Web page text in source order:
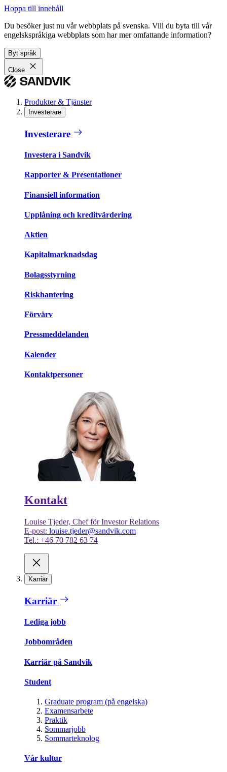
Hoppa till innehåll
Du besöker just nu vår webbplats på svenska. Vill du byta till vår
engelskspråkiga webbplats som har mer omfattande information?
Byt språk
Close
Produkter & Tjänster
Investerare
Investerare
Investera i Sandvik
Rapporter & Presentationer
Finansiell information
Upplåning och kreditvärdering
Aktien
Kapitalmarknadsdag
Bolagsstyrning
Riskhantering
Förvärv
Pressmeddelanden
Kalender
Kontaktpersoner
Kontakt
Louise Tjeder, Chef för Investor Relations
E-post: louise.tjeder@sandvik.com
Tel.: +46 70 782 63 74
Karriär
Karriär
Lediga jobb
Jobbområden
Karriär på Sandvik
Student
Graduate program (på engelska)
Examensarbete
Praktik
Sommarjobb
Sommarteknolog
Vår kultur